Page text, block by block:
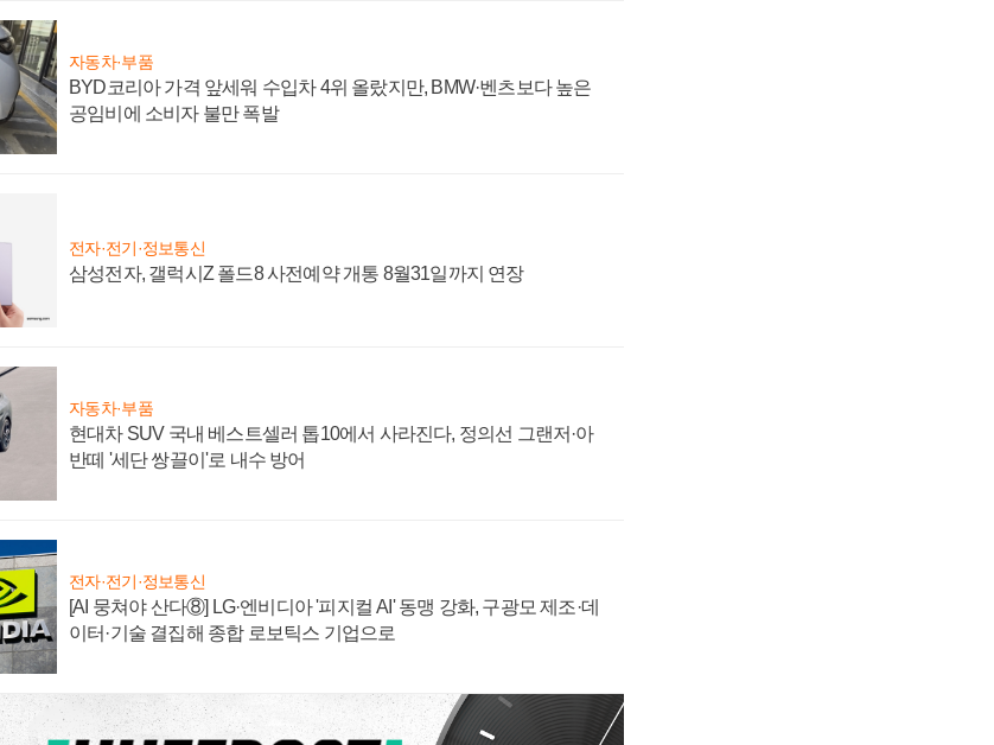
자동차·부품
BYD코리아 가격 앞세워 수입차 4위 올랐지만, BMW·벤츠보다 높은
공임비에 소비자 불만 폭발
전자·전기·정보통신
삼성전자, 갤럭시Z 폴드8 사전예약 개통 8월31일까지 연장
자동차·부품
현대차 SUV 국내 베스트셀러 톱10에서 사라진다, 정의선 그랜저·아
반떼 '세단 쌍끌이'로 내수 방어
전자·전기·정보통신
[AI 뭉쳐야 산다⑧] LG·엔비디아 '피지컬 AI' 동맹 강화, 구광모 제조·데
이터·기술 결집해 종합 로보틱스 기업으로